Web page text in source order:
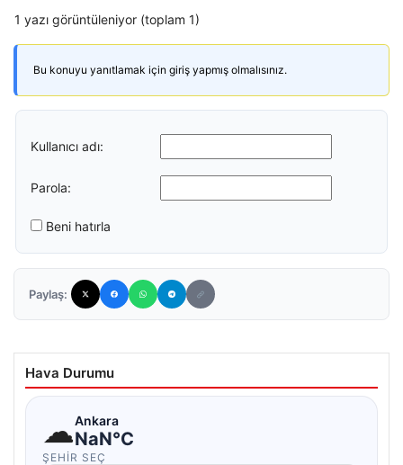
1 yazı görüntüleniyor (toplam 1)
Bu konuyu yanıtlamak için giriş yapmış olmalısınız.
Kullanıcı adı:
Parola:
Beni hatırla
Paylaş:
Hava Durumu
☁Ankara
NaN°C
ŞEHIR SEÇ